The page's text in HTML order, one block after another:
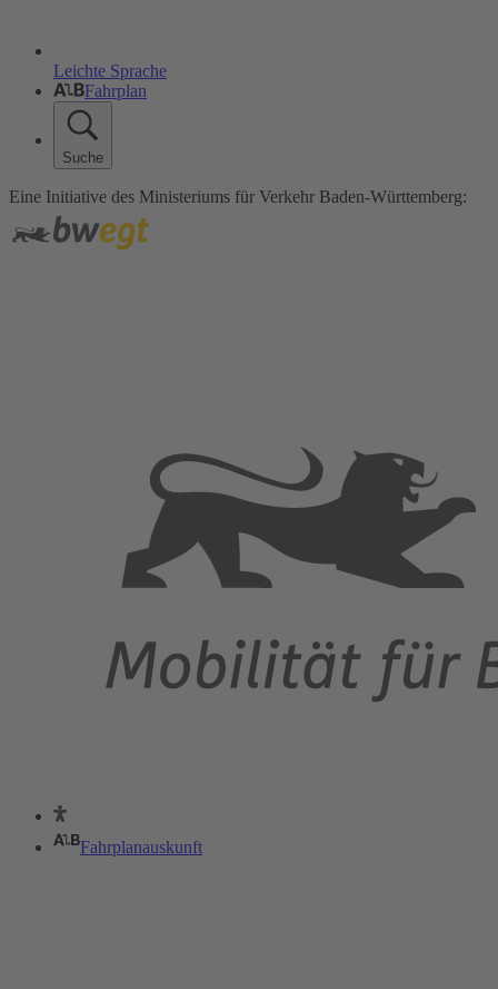
Leichte Sprache
Fahrplan
Suche
Eine Initiative des Ministeriums für Verkehr Baden-Württemberg:
Fahrplanauskunft